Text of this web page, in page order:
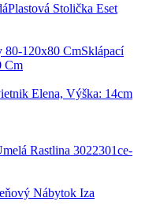
Plastová Stolička Eset
Sklápací
Cm
Elena, Výška: 14cm
Rastlina 3022301ce-
Nábytok Iza